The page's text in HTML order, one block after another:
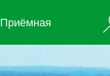
Приёмная